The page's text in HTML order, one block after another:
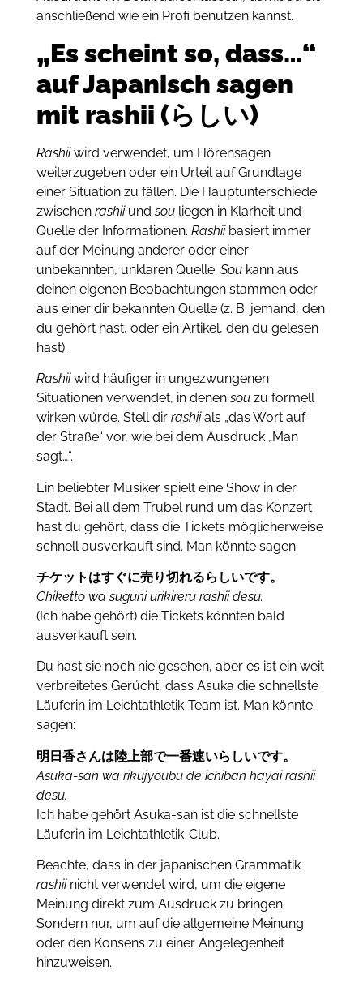
anschließend wie ein Profi benutzen kannst.
„Es scheint so, dass…“
auf Japanisch sagen
mit rashii (らしい)
Rashiiwird verwendet, um Hörensagen
weiterzugeben oder ein Urteil auf Grundlage
einer Situation zu fällen. Die Hauptunterschiede
zwischen rashii undsouliegen in Klarheit und
Quelle der Informationen. Rashiibasiert immer
auf der Meinung anderer oder einer
unbekannten, unklaren Quelle. Soukann aus
deinen eigenen Beobachtungen stammen oder
aus einer dir bekannten Quelle (z. B. jemand, den
du gehört hast, oder ein Artikel, den du gelesen
hast).
Rashiiwird häufiger in ungezwungenen
Situationen verwendet, in denensouzu formell
wirken würde. Stell dir rashiials „das Wort auf
der Straße“ vor, wie bei dem Ausdruck „Man
sagt…“.
Ein beliebter Musiker spielt eine Show in der
Stadt. Bei all dem Trubel rund um das Konzert
hast du gehört, dass die Tickets möglicherweise
schnell ausverkauft sind. Man könnte sagen:
チケットはすぐに売り切れるらしいです。
Chiketto wa suguni urikireru rashii desu.
(Ich habe gehört) die Tickets könnten bald
ausverkauft sein.
Du hast sie noch nie gesehen, aber es ist ein weit
verbreitetes Gerücht, dass Asuka die schnellste
Läuferin im Leichtathletik-Team ist. Man könnte
sagen:
明日香さんは陸上部で一番速いらしいです。
Asuka-san wa rikujyoubu de ichiban hayai rashii
desu.
Ich habe gehört Asuka-san ist die schnellste
Läuferin im Leichtathletik-Club.
Beachte, dass in der japanischen Grammatik
rashiinicht verwendet wird, um die eigene
Meinung direkt zum Ausdruck zu bringen.
Sondern nur, um auf die allgemeine Meinung
oder den Konsens zu einer Angelegenheit
hinzuweisen.